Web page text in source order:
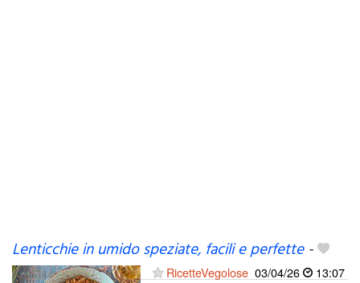
Lenticchie in umido speziate, facili e perfette-
RicetteVegolose 03/04/26
13:07